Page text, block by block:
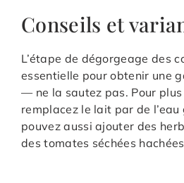
Conseils et
L’étape de dégorgeage des
essentielle pour obtenir une
— ne la sautez pas. Pour
remplacez le lait par de l’eau
pouvez aussi ajouter des
des tomates séchées